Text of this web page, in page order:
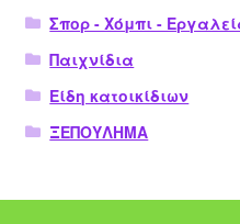
Σπορ - Χόμπι -
Παιχνίδια
Είδη κατοικίδιων
ΞΕΠΟΥΛΗΜΑ